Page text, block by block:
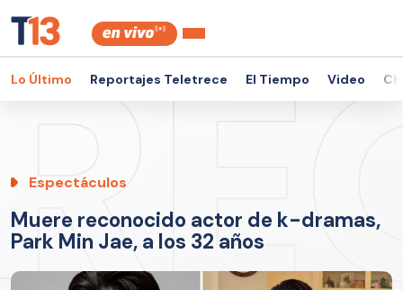
Lo Último Reportajes Teletrece El Tiempo Video
Espectáculos
Muere reconocido actor de k-dramas,
Park Min Jae, a los 32 años